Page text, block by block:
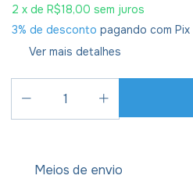
2 x de R$18,00 sem juros
3% de desconto pagando com Pix
Ver mais detalhes
Meios de envio